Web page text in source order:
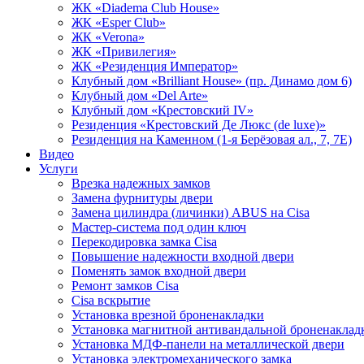
ЖК «Diadema Club House»
ЖК «Esper Club»
ЖК «Verona»
ЖК «Привилегия»
ЖК «Резиденция Император»
Клубный дом «Brilliant House» (пр. Динамо дом 6)
Клубный дом «Del Arte»
Клубный дом «Крестовский IV»
Резиденция «Крестовский Де Люкс (de luxe)»
Резиденция на Каменном (1-я Берёзовая ал., 7, 7Е)
Видео
Услуги
Врезка надежных замков
Замена фурнитуры двери
Замена цилиндра (личинки) ABUS на Cisa
Мастер-система под один ключ
Перекодировка замка Cisa
Повышение надежности входной двери
Поменять замок входной двери
Ремонт замков Cisa
Сisa вскрытие
Установка врезной броненакладки
Установка магнитной антивандальной
Установка МДФ-панели на металлической двери
Установка электромеханического замка